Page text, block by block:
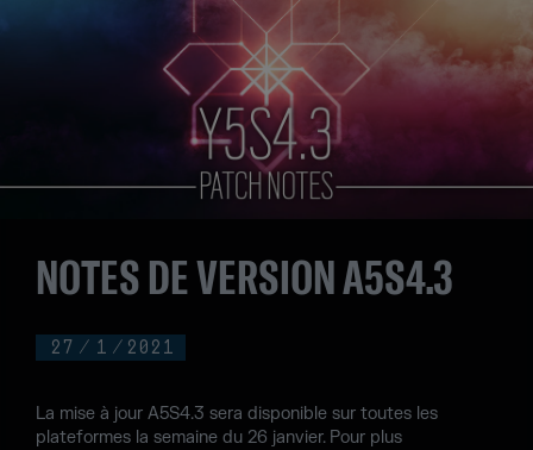
27 / 1 / 2021
NOTES DE VERSION A5S4.3
La mise à jour A5S4.3 sera disponible sur toutes les
plateformes la semaine du 26 janvier. Pour plus